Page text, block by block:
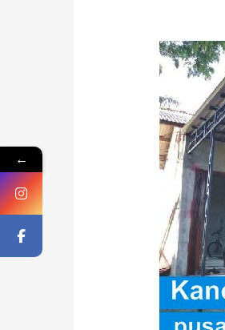
Layanan
Kanopi
Galvalum
Di
Jogja
Hub
0819
0414
5373
←